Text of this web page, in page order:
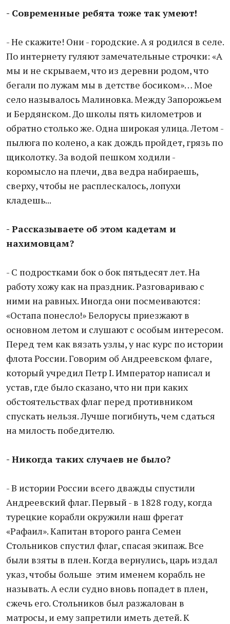
- Современные ребята тоже так умеют!
- Не скажите! Они - городские. А я родился в селе.
По интернету гуляют замечательные строчки: «А
мы и не скрываем, что из деревни родом, что
бегали по лужам мы в детстве босиком»… Мое
село называлось Малиновка. Между Запорожьем
и Бердянском. До школы пять километров и
обратно столько же. Одна широкая улица. Летом -
пылюга по колено, а как дождь пройдет, грязь по
щиколотку. За водой пешком ходили -
коромысло на плечи, два ведра набираешь,
сверху, чтобы не расплескалось, лопухи
кладешь...
- Рассказываете об этом кадетам и
нахимовцам?
- С подростками бок о бок пятьдесят лет. На
работу хожу как на праздник. Разговариваю с
ними на равных. Иногда они посмеиваются:
«Остапа понесло!» Белорусы приезжают в
основном летом и слушают с особым интересом.
Перед тем как вязать узлы, у нас курс по истории
флота России. Говорим об Андреевском флаге,
который учредил Петр I. Император написал и
устав, где было сказано, что ни при каких
обстоятельствах флаг перед противником
спускать нельзя. Лучше погибнуть, чем сдаться
на милость победителю.
- Никогда таких случаев не было?
- В истории России всего дважды спустили
Андреевский флаг. Первый - в 1828 году, когда
турецкие корабли окружили наш фрегат
«Рафаил». Капитан второго ранга Семен
Стольников спустил флаг, спасая экипаж. Все
были взяты в плен. Когда вернулись, царь издал
указ, чтобы больше этим именем корабль не
называть. А если судно вновь попадет в плен,
сжечь его. Стольников был разжалован в
матросы, и ему запретили иметь детей. К